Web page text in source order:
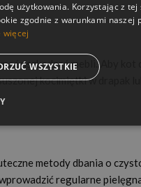
uszkodzeń mebli. Aby
kocimiętki w drapak
metody dbania o
regularne
użytkowania. Korzystając z tej
zgodnie z warunkami naszej
więcej
WSZYSTKIE